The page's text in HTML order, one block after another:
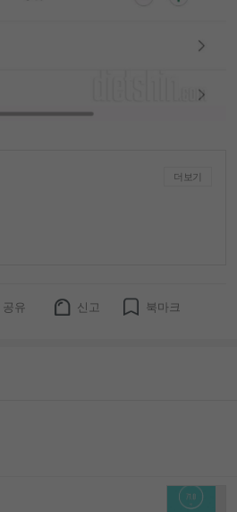
더보기
공유 신고 북마크